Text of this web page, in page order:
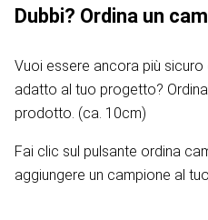
Dubbi? Ordina un
Vuoi essere ancora più
adatto al tuo progetto?
prodotto. (ca. 10cm)
Fai clic sul pulsante ordina
aggiungere un campione al